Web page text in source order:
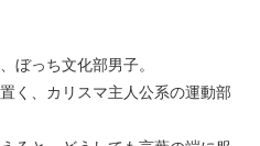
ぼっち文化部男子。
く、カリスマ主人公系の運動部